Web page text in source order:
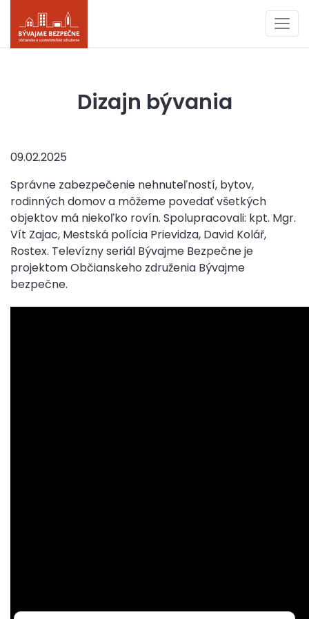
Dizajn bývania
09.02.2025
Správne zabezpečenie nehnuteľností, bytov,
rodinných domov a môžeme povedať všetkých
objektov má niekoľko rovín. Spolupracovali: kpt. Mgr.
Vít Zajac, Mestská polícia Prievidza, David Kolář,
Rostex. Televízny seriál Bývajme Bezpečne je
projektom Občianskeho združenia Bývajme
bezpečne.